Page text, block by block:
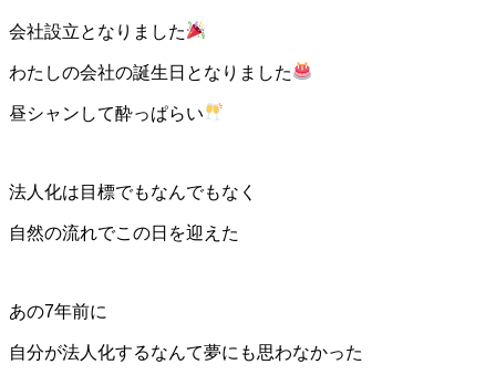
会社設立となりました
わたしの会社の誕生日となりました
昼シャンして酔っぱらい
法人化は目標でもなんでもなく
自然の流れでこの日を迎えた
あの7年前に
自分が法人化するなんて夢にも思わなかった